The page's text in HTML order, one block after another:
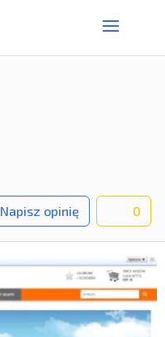
Napisz opinię 0